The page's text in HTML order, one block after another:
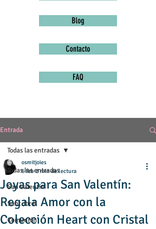
Blog
Contacto
FAQ
Entrada
Todas las entradas
San Valentín
Sant Jordi
Comunión
Todas las entradas
Joyas para San Valentín:
Regala Amor con la
Colección Heart con Cristal
osmitjoies
6 feb 2 min de lectura